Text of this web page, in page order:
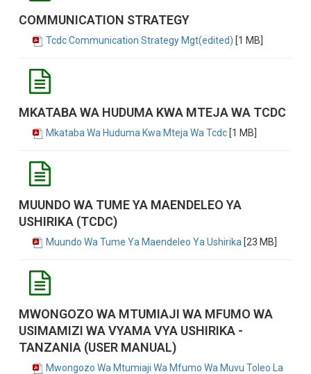
COMMUNICATION STRATEGY
Tcdc Communication Strategy Mgt(edited) [1 MB]
MKATABA WA HUDUMA KWA MTEJA WA TCDC
Mkataba Wa Huduma Kwa Mteja Wa Tcdc [1 MB]
MUUNDO WA TUME YA MAENDELEO YA
USHIRIKA (TCDC)
Muundo Wa Tume Ya Maendeleo Ya Ushirika [23 MB]
MWONGOZO WA MTUMIAJI WA MFUMO WA
USIMAMIZI WA VYAMA VYA USHIRIKA -
TANZANIA (USER MANUAL)
Mwongozo Wa Mtumiaji Wa Mfumo Wa Muvu Toleo La